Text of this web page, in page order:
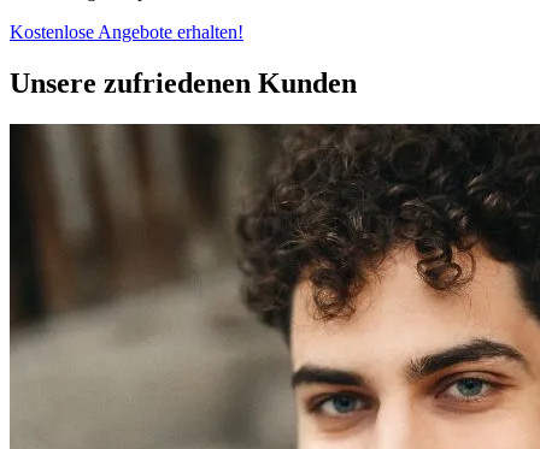
Kostenlose Angebote erhalten!
Unsere zufriedenen Kunden